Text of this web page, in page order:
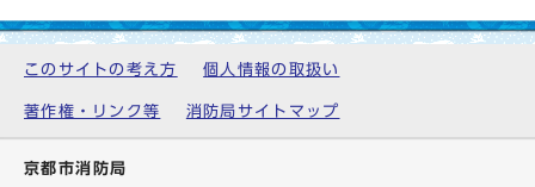
このサイトの考え方 個人情報の取扱い
著作権・リンク等 消防局サイトマップ
京都市消防局